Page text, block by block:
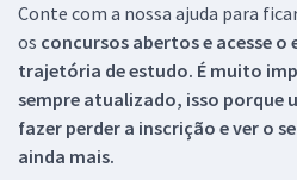
Conte com a nossa ajuda para
os concursos abertos e acesse
trajetória de estudo. É muito
sempre atualizado, isso porque
fazer perder a inscrição e ver o
ainda mais.